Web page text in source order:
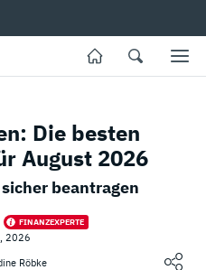
Die besten
August 2026
beantragen
FINANZEXPERTE
2026
Röbke